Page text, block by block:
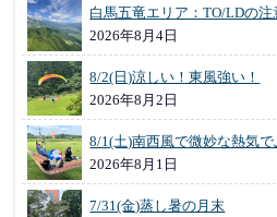
白馬五竜エリア：TO/LDの
2026年8月4日
8/2(日)涼しい！東風強い！
2026年8月2日
8/1(土)南西風で微妙な熱気で
2026年8月1日
7/31(金)蒸し暑の月末